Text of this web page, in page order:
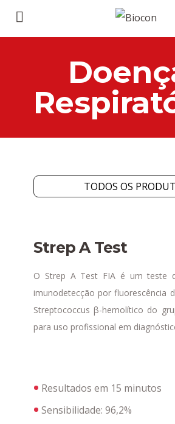
TODOS OS
Strep A Test
O Strep A Test FIA é um teste
imunodetecção por fluorescência
Streptococcus β-hemolítico do
para uso profissional em
Resultados em 15 minutos
Sensibilidade: 96,2%